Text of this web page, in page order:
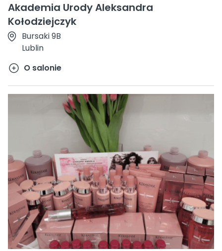
Akademia Urody Aleksandra
Kołodziejczyk
Bursaki 9B
Lublin
O salonie